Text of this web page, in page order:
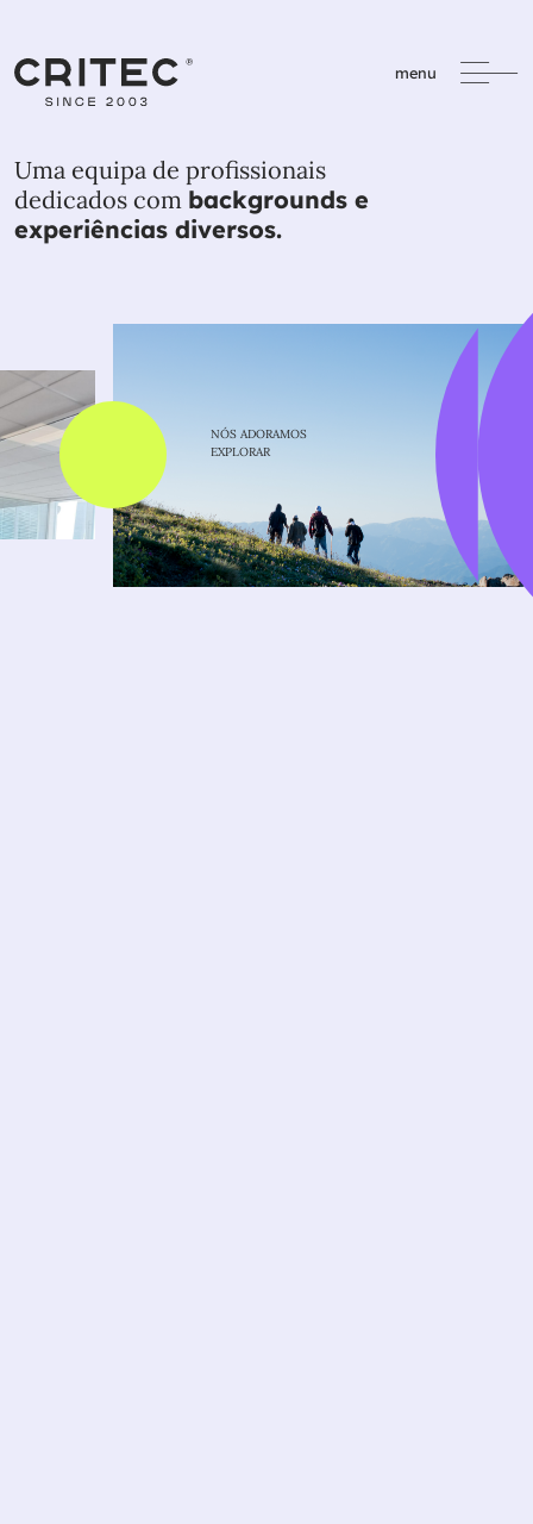
menu
Uma equipa de profissionais
dedicados com backgrounds e
experiências diversos.